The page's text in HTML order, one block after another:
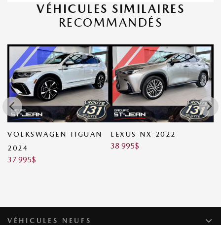
VÉHICULES SIMILAIRES
RECOMMANDÉS
VOLKSWAGEN TIGUAN
2024
37 995$
LEXUS NX 2022
38 995$
VÉHICULES NEUFS